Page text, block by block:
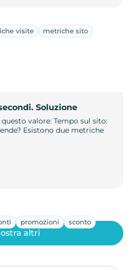
visite
metriche sito
Soluzione
valore: Tempo sul sito:
Esistono due metriche
promozioni sconto
altri